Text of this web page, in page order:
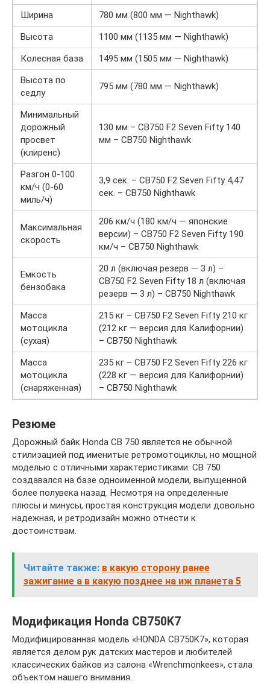
Ширина
780 мм (800 мм — Nighthawk)
Высота
1100 мм (1135 мм — Nighthawk)
Колесная база
1495 мм (1505 мм — Nighthawk)
Высота по
седлу
795 мм (780 мм — Nighthawk)
Минимальный
дорожный
просвет
(клиренс)
130 мм – CB750 F2 Seven Fifty 140
мм – CB750 Nighthawk
Разгон 0-100
км/ч (0-60
миль/ч)
3,9 сек. – CB750 F2 Seven Fifty 4,47
сек. – CB750 Nighthawk
Максимальная
скорость
206 км/ч (180 км/ч — японские
версии) – CB750 F2 Seven Fifty 190
км/ч – CB750 Nighthawk
Емкость
бензобака
20 л (включая резерв — 3 л) –
CB750 F2 Seven Fifty 18 л (включая
резерв — 3 л) – CB750 Nighthawk
Масса
мотоцикла
(сухая)
215 кг – CB750 F2 Seven Fifty 210 кг
(212 кг — версия для Калифорнии)
– CB750 Nighthawk
Масса
мотоцикла
(снаряженная)
235 кг – CB750 F2 Seven Fifty 226 кг
(228 кг — версия для Калифорнии)
– CB750 Nighthawk
Резюме
Дорожный байк Honda CB 750 является не обычной
стилизацией под именитые ретромотоциклы, но мощной
моделью с отличными характеристиками. CB 750
создавался на базе одноименной модели, выпущенной
более полувека назад. Несмотря на определенные
плюсы и минусы, простая конструкция модели довольно
надежная, и ретродизайн можно отнести к
достоинствам.
Читайте также: в какую сторону ранее
зажигание а в какую позднее на иж планета 5
Модификация Honda CB750K7
Модифицированная модель «HONDA CB750K7», которая
является делом рук датских мастеров и любителей
классических байков из салона «Wrenchmonkees», стала
объектом нашего внимания.